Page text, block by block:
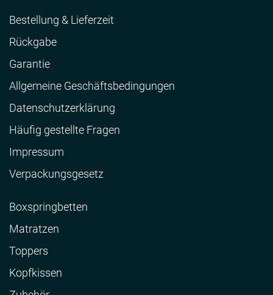
Bestellung & Lieferzeit
Rückgabe
Garantie
Allgemeine Geschäftsbedingungen
Datenschutzerklärung
Häufig gestellte Fragen
Impressum
Verpackungsgesetz
Boxspringbetten
Matratzen
Toppers
Kopfkissen